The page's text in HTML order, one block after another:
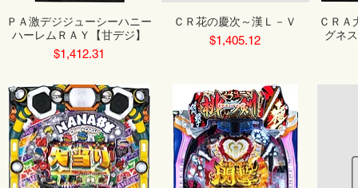
ＰＡ激デジジューシーハニー
ハーレムＲＡＹ【甘デジ】
Price
$1,412.31
ＣＲ花の慶次～漢Ｌ－Ｖ
Price
$1,405.12
ＣＲＡ
グネ